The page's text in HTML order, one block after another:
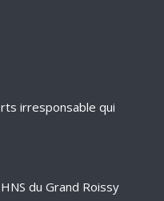
irresponsable qui
du Grand Roissy